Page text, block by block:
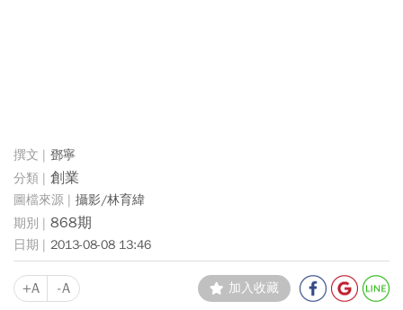
鄧寧
創業
攝影/林育緯
868期
2013-08-08 13:46
+A -A 加入收藏